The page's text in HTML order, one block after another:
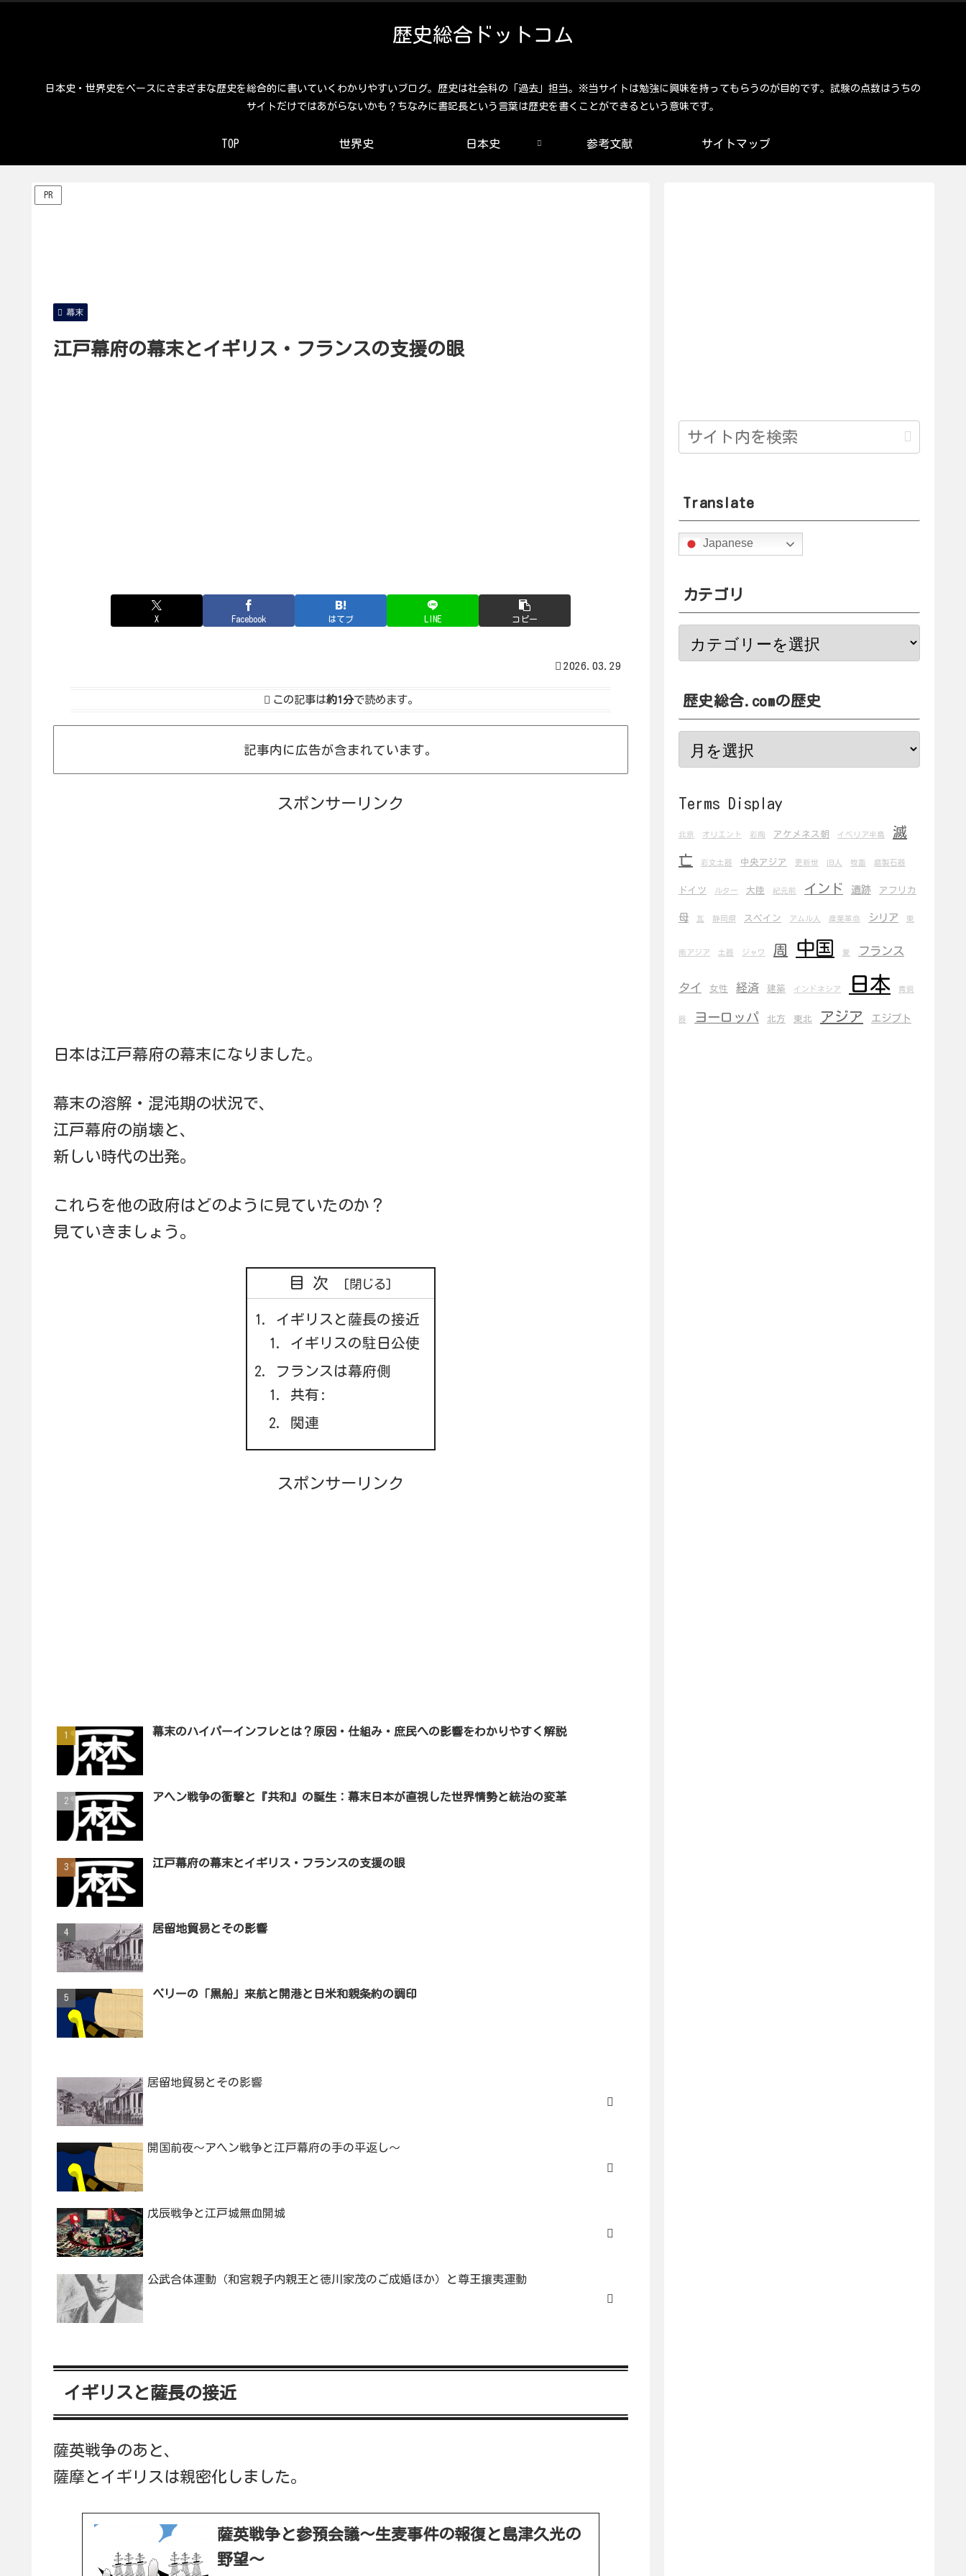
歴史総合ドットコム
日本史・世界史をベースにさまざまな歴史を総合的に書いていくわかりやすいブログ。歴史は社会科の「過去」担当。※当サイトは勉強に興味を持ってもらうのが目的です。試験の点数はうちの
サイトだけではあがらないかも？ちなみに書記長という言葉は歴史を書くことができるという意味です。
TOP 世界史 日本史 参考文献 サイトマップ
PR
幕末
江戸幕府の幕末とイギリス・フランスの支援の眼
X Facebook はてブ LINE コピー
2026.03.29
この記事は約1分で読めます。
記事内に広告が含まれています。
スポンサーリンク
日本は江戸幕府の幕末になりました。
幕末の溶解・混沌期の状況で、
江戸幕府の崩壊と、
新しい時代の出発。
これらを他の政府はどのように見ていたのか？
見ていきましょう。
目次
イギリスと薩長の接近
イギリスの駐日公使
フランスは幕府側
共有:
関連
スポンサーリンク
幕末のハイパーインフレとは？原因・仕組み・庶民への影響をわかりやすく解説
アヘン戦争の衝撃と『共和』の誕生：幕末日本が直視した世界情勢と統治の変革
江戸幕府の幕末とイギリス・フランスの支援の眼
居留地貿易とその影響
ペリーの「黒船」来航と開港と日米和親条約の調印
居留地貿易とその影響
開国前夜～アヘン戦争と江戸幕府の手の平返し～
戊辰戦争と江戸城無血開城
公武合体運動（和宮親子内親王と徳川家茂のご成婚ほか）と尊王攘夷運動
イギリスと薩長の接近
薩英戦争のあと、
薩摩とイギリスは親密化しました。
薩英戦争と参預会議～生麦事件の報復と島津久光の
野望～
Translate
Japanese
カテゴリ
歴史総合.comの歴史
Terms Display
北京 オリエント 彩陶 アケメネス朝 イベリア半島
滅
亡
彩文土器 中央アジア 更新世 旧人 牧畜 磨製石器
ドイツ ルター 大陸 紀元前 インド 遺跡 アフリカ
母 瓦 静岡県 スペイン アムル人 産業革命 シリア 東
南アジア 土器 ジャワ 周 中国 夏 フランス
タイ 女性 経済 建築 インドネシア 日本 青銅
器 ヨーロッパ 北方 東北 アジア エジプト